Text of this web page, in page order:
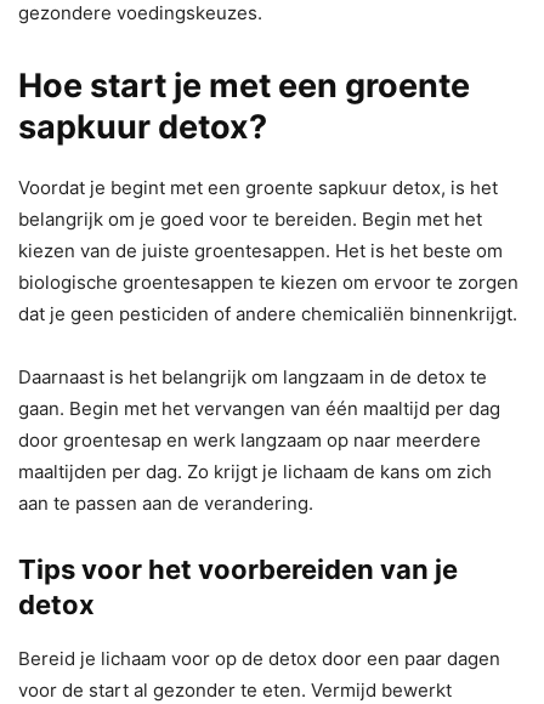
gezondere voedingskeuzes.
Hoe start je met een groente
sapkuur detox?
Voordat je begint met een groente sapkuur detox, is het
belangrijk om je goed voor te bereiden. Begin met het
kiezen van de juiste groentesappen. Het is het beste om
biologische groentesappen te kiezen om ervoor te zorgen
dat je geen pesticiden of andere chemicaliën binnenkrijgt.
Daarnaast is het belangrijk om langzaam in de detox te
gaan. Begin met het vervangen van één maaltijd per dag
door groentesap en werk langzaam op naar meerdere
maaltijden per dag. Zo krijgt je lichaam de kans om zich
aan te passen aan de verandering.
Tips voor het voorbereiden van je
detox
Bereid je lichaam voor op de detox door een paar dagen
voor de start al gezonder te eten. Vermijd bewerkt